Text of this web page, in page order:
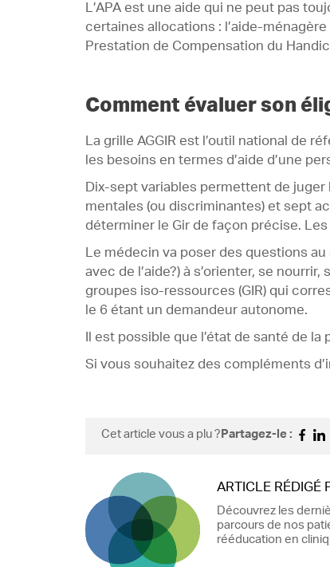
L’APA est une aide qui ne peut pas
certaines allocations : l’aide-
Prestation de Compensation du
Comment évaluer son
La grille AGGIR est l’outil national de
les besoins en termes d’aide d’une
Dix-sept variables permettent de
mentales (ou discriminantes) et sept
déterminer le Gir de façon précise.
Le médecin va poser des questions
avec de l’aide?) à s’orienter, se
groupes iso-ressources (GIR) qui
le 6 étant un demandeur autonome.
Il est possible que l’état de santé de
Si vous souhaitez des compléments
Cet article vous a plu ? Partagez-le :
ARTICLE RÉDIGÉ
Découvrez les
parcours de nos
rééducation en